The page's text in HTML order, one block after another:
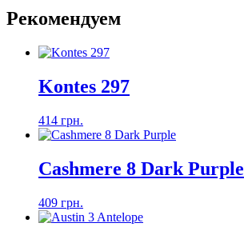
Рекомендуем
Kontes 297
414 грн.
Cashmere 8 Dark Purple
409 грн.